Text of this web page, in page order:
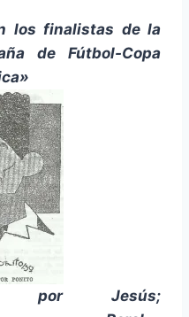
los finalistas de la
de Fútbol-Copa
por Jesús;